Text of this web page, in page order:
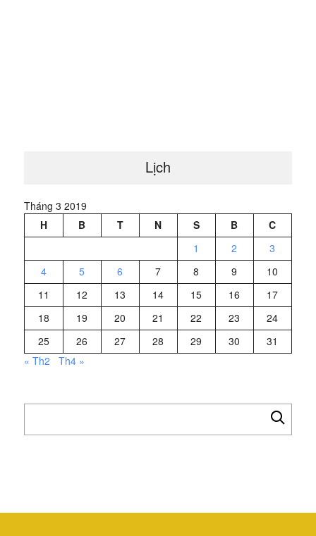
Lịch
Tháng 3 2019
H
B T N S B
C
1
2
3
4
5 6 7 8 9
10
11
12 13 14 15 16
17
18
19 20 21 22 23
24
25
26 27 28 29 30
31
« Th2
Th4 »
cho: